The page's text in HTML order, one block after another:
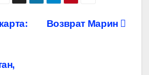
Возврат Марин